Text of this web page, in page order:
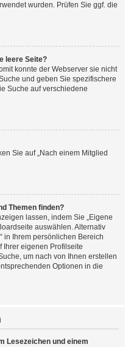
wurden. Prüfen Sie ggf. die
leere Seite?
konnte der Webserver sie nicht
und geben Sie spezifischere
Suche auf verschiedene
Sie auf „Nach einem Mitglied
Themen finden?
lassen, indem Sie „Eigene
auswählen. Alternativ
in Ihrem persönlichen Bereich
Ihrer eigenen Profilseite
um nach von Ihnen erstellen
Optionen in die
Lesezeichen und einem